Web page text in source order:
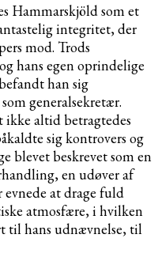
Hammarskjöld som et
integritet, der
mod. Trods
hans egen oprindelige
han sig
generalsekretær.
altid betragtedes
sig kontrovers og
blevet beskrevet som en
en udøver af
at drage fuld
atmosfære, i hvilken
til hans udnævnelse, til